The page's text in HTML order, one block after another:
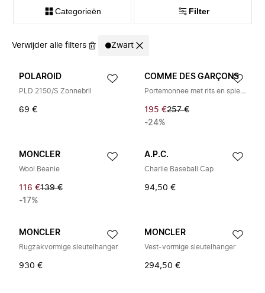
Categorieën Filter
Verwijder alle filters Zwart
POLAROID
PLD 2150/S Zonnebril
69 €
COMME DES GARÇONS
Portemonnee met rits en spiegel aan de binnenkant
195 €257 €
-24%
MONCLER
Wool Beanie
116 €139 €
-17%
A.P.C.
Charlie Baseball Cap
94,50 €
MONCLER
Rugzakvormige sleutelhanger
930 €
MONCLER
Vest-vormige sleutelhanger
294,50 €